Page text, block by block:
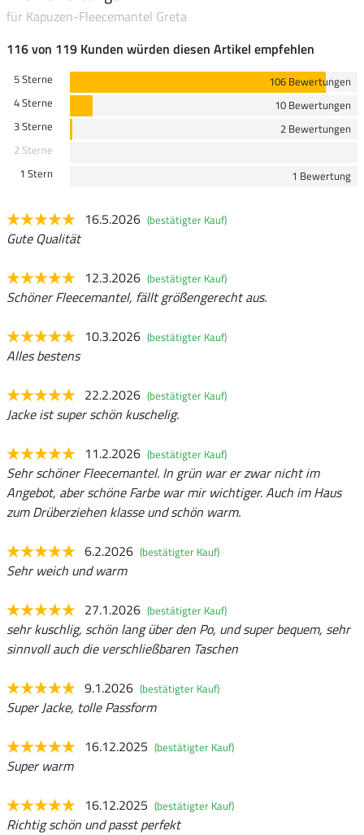
für Kapuzen-Fleecemantel Greta
116 von 119 Kunden würden diesen Artikel empfehlen
5 Sterne
106 Bewertungen
4 Sterne
10 Bewertungen
3 Sterne
2 Bewertungen
2 Sterne
1 Stern
1 Bewertung
16.5.2026 (bestätigter Kauf)
Gute Qualität
12.3.2026 (bestätigter Kauf)
Schöner Fleecemantel, fällt größengerecht aus.
10.3.2026 (bestätigter Kauf)
Alles bestens
22.2.2026 (bestätigter Kauf)
Jacke ist super schön kuschelig.
11.2.2026 (bestätigter Kauf)
Sehr schöner Fleecemantel. In grün war er zwar nicht im
Angebot, aber schöne Farbe war mir wichtiger. Auch im Haus
zum Drüberziehen klasse und schön warm.
6.2.2026 (bestätigter Kauf)
Sehr weich und warm
27.1.2026 (bestätigter Kauf)
sehr kuschlig, schön lang über den Po, und super bequem, sehr
sinnvoll auch die verschließbaren Taschen
9.1.2026 (bestätigter Kauf)
Super Jacke, tolle Passform
16.12.2025 (bestätigter Kauf)
Super warm
16.12.2025 (bestätigter Kauf)
Richtig schön und passt perfekt